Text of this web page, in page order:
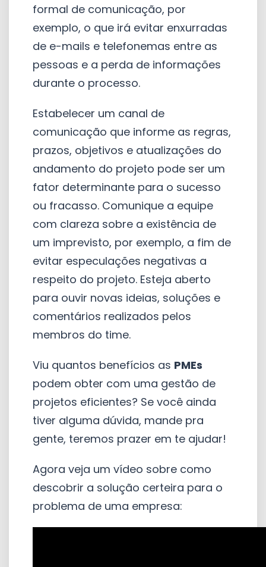
formal de comunicação, por
exemplo, o que irá evitar enxurradas
de e-mails e telefonemas entre as
pessoas e a perda de informações
durante o processo.
Estabelecer um canal de
comunicação que informe as regras,
prazos, objetivos e atualizações do
andamento do projeto pode ser um
fator determinante para o sucesso
ou fracasso. Comunique a equipe
com clareza sobre a existência de
um imprevisto, por exemplo, a fim de
evitar especulações negativas a
respeito do projeto. Esteja aberto
para ouvir novas ideias, soluções e
comentários realizados pelos
membros do time.
Viu quantos benefícios as PMEs
podem obter com uma gestão de
projetos eficientes? Se você ainda
tiver alguma dúvida, mande pra
gente, teremos prazer em te ajudar!
Agora veja um vídeo sobre como
descobrir a solução certeira para o
problema de uma empresa: